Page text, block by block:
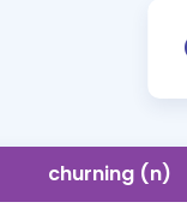
churning (n)